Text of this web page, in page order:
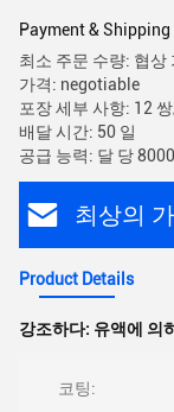
Payment & Shipping
최소 주문 수량: 협상
가격: negotiable
포장 세부 사항: 12
배달 시간: 50 일
공급 능력: 달 당
최상의
Product Details
강조하다: 유액에 의
코팅: